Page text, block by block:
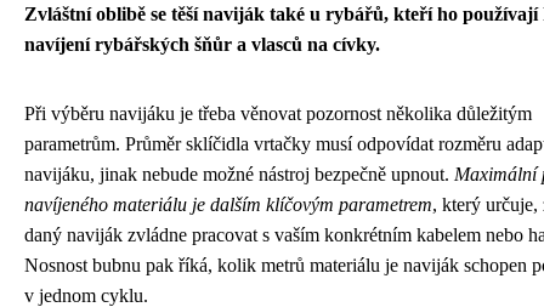
Zvláštní oblibě se těší naviják také u rybářů, kteří ho používají
navíjení rybářských šňůr a vlasců na cívky.
Při výběru navijáku je třeba věnovat pozornost několika důležitým
parametrům. Průměr sklíčidla vrtačky musí odpovídat rozměru
navijáku, jinak nebude možné nástroj bezpečně upnout. Maximální
navíjeného materiálu je dalším klíčovým parametrem, který určuje,
daný naviják zvládne pracovat s vaším konkrétním kabelem nebo
Nosnost bubnu pak říká, kolik metrů materiálu je naviják schopen
v jednom cyklu.